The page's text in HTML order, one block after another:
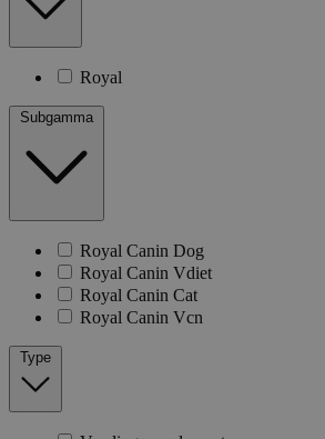
Royal
Subgamma
Royal Canin Dog
Royal Canin Vdiet
Royal Canin Cat
Royal Canin Vcn
Type